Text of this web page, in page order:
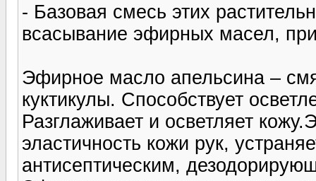
- Базовая смесь этих
всасывание эфирных масел,
Эфирное масло апельсина –
куктикулы. Способствует
Разглаживает и осветляет
эластичность кожи рук,
антисептическим,